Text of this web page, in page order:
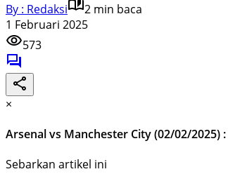
By : Redaksi
2 min baca
1 Februari 2025
573
×
Arsenal vs Manchester City (02/02/2025)
Sebarkan artikel ini